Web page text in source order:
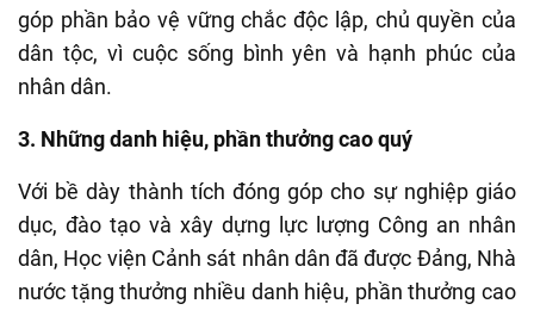
góp phần bảo vệ vững chắc độc lập, chủ quyền của
dân tộc, vì cuộc sống bình yên và hạnh phúc của
nhân dân.
3. Những danh hiệu, phần thưởng cao quý
Với bề dày thành tích đóng góp cho sự nghiệp giáo
dục, đào tạo và xây dựng lực lượng Công an nhân
dân, Học viện Cảnh sát nhân dân đã được Đảng, Nhà
nước tặng thưởng nhiều danh hiệu, phần thưởng cao